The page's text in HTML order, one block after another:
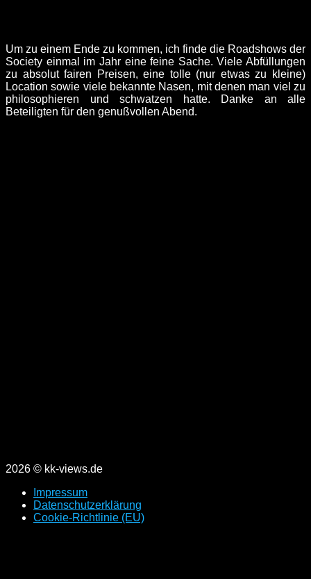
Um zu einem Ende zu kommen, ich finde die Roadshows der
Society einmal im Jahr eine feine Sache. Viele Abfüllungen
zu absolut fairen Preisen, eine tolle (nur etwas zu kleine)
Location sowie viele bekannte Nasen, mit denen man viel zu
philosophieren und schwatzen hatte. Danke an alle
Beteiligten für den genußvollen Abend.
2026 © kk-views.de
Impressum
Datenschutzerklärung
Cookie-Richtlinie (EU)